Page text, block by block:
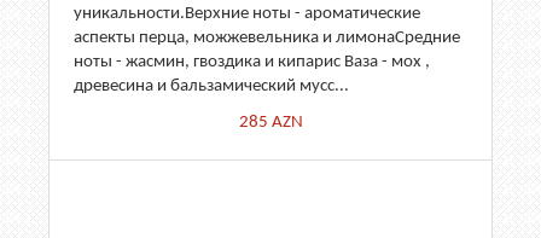
уникальности.Верхние ноты - ароматические
аспекты перца, можжевельника и лимонаСредние
ноты - жасмин, гвоздика и кипарис Bаза - мох ,
древесина и бальзамический мусс...
285 AZN